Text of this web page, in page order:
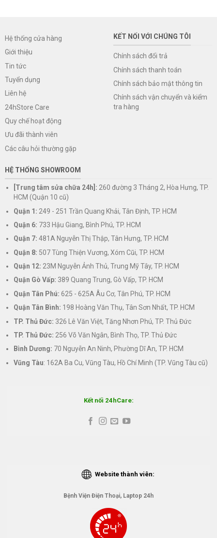
Hệ thống cửa hàng
Giới thiệu
Tin tức
Tuyển dụng
Liên hệ
24hStore Care
Quy chế hoạt động
Ưu đãi thành viên
Các câu hỏi thường gặp
KẾT NỐI VỚI CHÚNG TÔI
Chính sách đổi trả
Chính sách thanh toán
Chính sách bảo mật thông tin
Chính sách vận chuyển và kiểm
tra hàng
HỆ THỐNG SHOWROOM
[Trung tâm sửa chữa 24h]: 260 đường 3 Tháng 2, Hòa Hưng, TP.
HCM (Quận 10 cũ)
Quận 1: 249 - 251 Trần Quang Khải, Tân Định, TP. HCM
Quận 6: 733 Hậu Giang, Bình Phú, TP. HCM
Quận 7: 481A Nguyễn Thị Thập, Tân Hưng, TP. HCM
Quận 8: 507 Tùng Thiện Vương, Xóm Cũi, TP. HCM
Quận 12: 23M Nguyễn Ảnh Thủ, Trung Mỹ Tây, TP. HCM
Quận Gò Vấp: 389 Quang Trung, Gò Vấp, TP. HCM
Quận Tân Phú: 625 - 625A Âu Cơ, Tân Phú, TP. HCM
Quận Tân Bình: 198 Hoàng Văn Thụ, Tân Sơn Nhất, TP. HCM
TP. Thủ Đức: 326 Lê Văn Việt, Tăng Nhơn Phú, TP. Thủ Đức
TP. Thủ Đức: 256 Võ Văn Ngân, Bình Thọ, TP. Thủ Đức
Bình Dương: 70 Nguyễn An Ninh, Phường Dĩ An, TP. HCM
Vũng Tàu: 162A Ba Cu, Vũng Tàu, Hồ Chí Minh (TP. Vũng Tàu cũ)
Kết nối 24hCare:
Website thành viên:
Bệnh Viện Điện Thoại, Laptop 24h